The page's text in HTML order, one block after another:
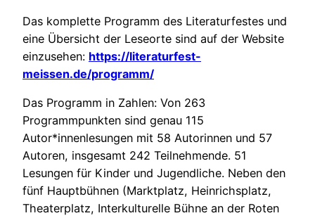
Das komplette Programm des Literaturfestes und
eine Übersicht der Leseorte sind auf der Website
einzusehen: https://literaturfest-
meissen.de/programm/
Das Programm in Zahlen: Von 263
Programmpunkten sind genau 115
Autor*innenlesungen mit 58 Autorinnen und 57
Autoren, insgesamt 242 Teilnehmende. 51
Lesungen für Kinder und Jugendliche. Neben den
fünf Hauptbühnen (Marktplatz, Heinrichsplatz,
Theaterplatz, Interkulturelle Bühne an der Roten